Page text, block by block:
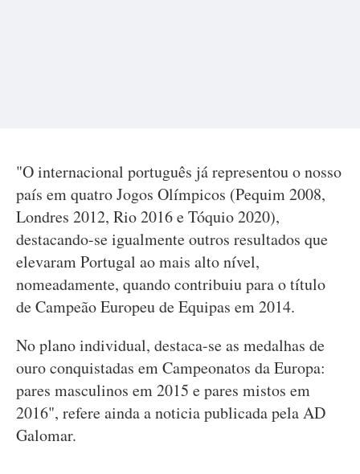
"O internacional português já representou o nosso
país em quatro Jogos Olímpicos (Pequim 2008,
Londres 2012, Rio 2016 e Tóquio 2020),
destacando-se igualmente outros resultados que
elevaram Portugal ao mais alto nível,
nomeadamente, quando contribuiu para o título
de Campeão Europeu de Equipas em 2014.
No plano individual, destaca-se as medalhas de
ouro conquistadas em Campeonatos da Europa:
pares masculinos em 2015 e pares mistos em
2016", refere ainda a noticia publicada pela AD
Galomar.